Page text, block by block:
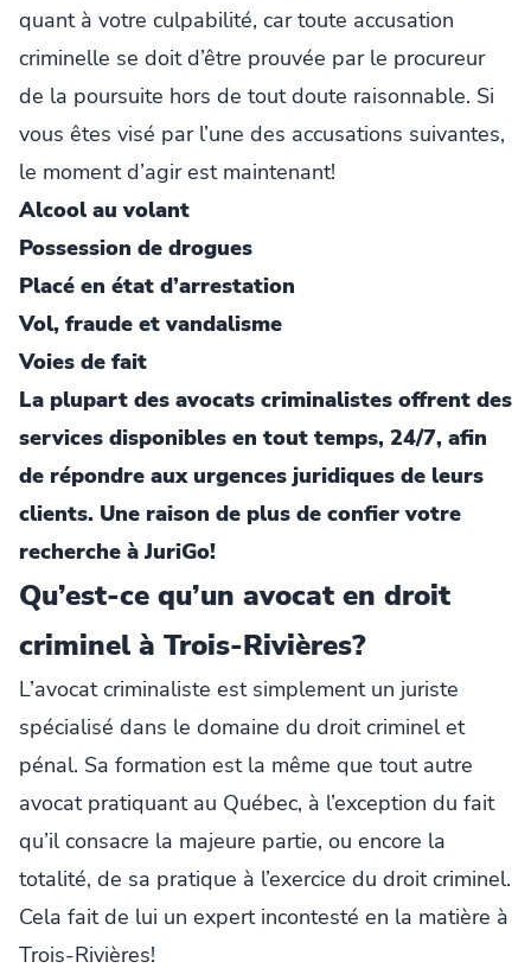
quant à votre culpabilité, car toute accusation
criminelle se doit d’être prouvée par le procureur
de la poursuite hors de tout doute raisonnable. Si
vous êtes visé par l’une des accusations suivantes,
le moment d’agir est maintenant!
Alcool au volant
Possession de drogues
Placé en état d’arrestation
Vol, fraude et vandalisme
Voies de fait
La plupart des avocats criminalistes offrent des
services disponibles en tout temps, 24/7, afin
de répondre aux urgences juridiques de leurs
clients. Une raison de plus de confier votre
recherche à JuriGo!
Qu’est-ce qu’un avocat en droit
criminel à Trois-Rivières?
L’avocat criminaliste est simplement un juriste
spécialisé dans le domaine du droit criminel et
pénal. Sa formation est la même que tout autre
avocat pratiquant au Québec, à l’exception du fait
qu’il consacre la majeure partie, ou encore la
totalité, de sa pratique à l’exercice du droit criminel.
Cela fait de lui un expert incontesté en la matière à
Trois-Rivières!